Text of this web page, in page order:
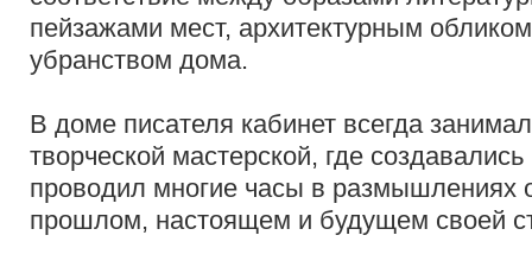
пейзажами мест, архитектурным
убранством дома.
В доме писателя кабинет всегда
творческой мастерской, где
проводил многие часы в размышлениях
прошлом, настоящем и будущем своей